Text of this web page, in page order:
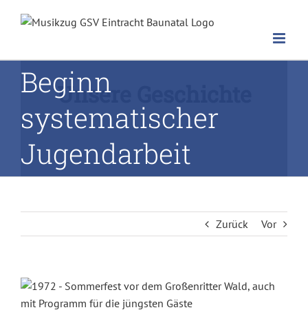
Inhalt
Beginn
systematischer
Jugendarbeit
Zurück Vor
Zeige
grösseres
Unsere Geschichte